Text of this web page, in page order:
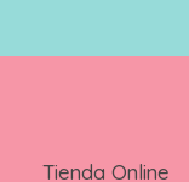
Tienda Online